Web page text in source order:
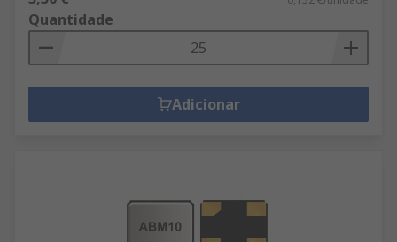
Quantidade
Adicionar